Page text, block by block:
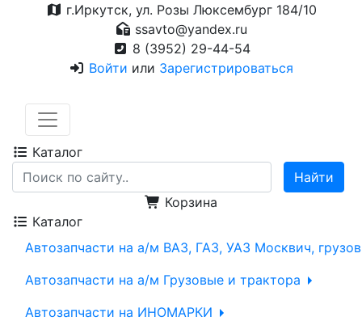
г.Иркутск, ул. Розы Люксембург 184/10
ssavto@yandex.ru
8 (3952) 29-44-54
Войти или Зарегистрироваться
Каталог
Корзина
Каталог
Автозапчасти на а/м ВАЗ, ГАЗ, УАЗ Москвич,
Автозапчасти на а/м Грузовые и трактора
Автозапчасти на ИНОМАРКИ